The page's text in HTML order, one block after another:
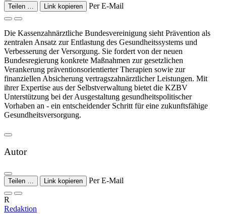
Teilen … Link kopieren Per E-Mail
Die Kassenzahnärztliche Bundesvereinigung sieht Prävention als
zentralen Ansatz zur Entlastung des Gesundheitssystems und
Verbesserung der Versorgung. Sie fordert von der neuen
Bundesregierung konkrete Maßnahmen zur gesetzlichen
Verankerung präventionsorientierter Therapien sowie zur
finanziellen Absicherung vertragszahnärztlicher Leistungen. Mit
ihrer Expertise aus der Selbstverwaltung bietet die KZBV
Unterstützung bei der Ausgestaltung gesundheitspolitischer
Vorhaben an - ein entscheidender Schritt für eine zukunftsfähige
Gesundheitsversorgung.
Autor
Teilen … Link kopieren Per E-Mail
R
Redaktion